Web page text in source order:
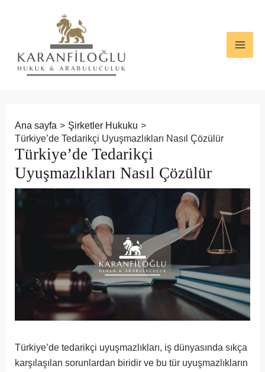
Ana sayfa
Şirketler Hukuku
Türkiye’de Tedarikçi Uyuşmazlıkları Nasıl Çözülür
Türkiye’de Tedarikçi
Uyuşmazlıkları Nasıl Çözülür
Türkiye’de tedarikçi uyuşmazlıkları, iş dünyasında sıkça
karşılaşılan sorunlardan biridir ve bu tür uyuşmazlıkların